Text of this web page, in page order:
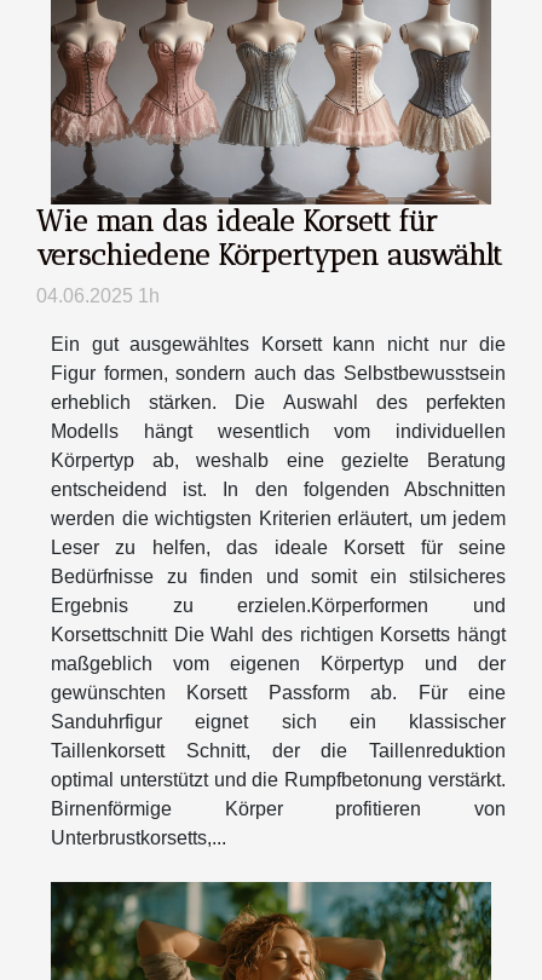
Wie man das ideale Korsett für
verschiedene Körpertypen auswählt
04.06.2025 1h
Ein gut ausgewähltes Korsett kann nicht nur die
Figur formen, sondern auch das Selbstbewusstsein
erheblich stärken. Die Auswahl des perfekten
Modells hängt wesentlich vom individuellen
Körpertyp ab, weshalb eine gezielte Beratung
entscheidend ist. In den folgenden Abschnitten
werden die wichtigsten Kriterien erläutert, um jedem
Leser zu helfen, das ideale Korsett für seine
Bedürfnisse zu finden und somit ein stilsicheres
Ergebnis zu erzielen.Körperformen und
Korsettschnitt Die Wahl des richtigen Korsetts hängt
maßgeblich vom eigenen Körpertyp und der
gewünschten Korsett Passform ab. Für eine
Sanduhrfigur eignet sich ein klassischer
Taillenkorsett Schnitt, der die Taillenreduktion
optimal unterstützt und die Rumpfbetonung verstärkt.
Birnenförmige Körper profitieren von
Unterbrustkorsetts,...